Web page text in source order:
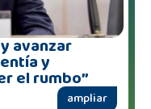
avanzar
y
el rumbo”
ampliar